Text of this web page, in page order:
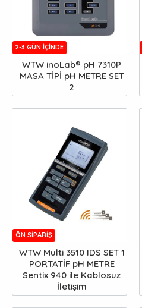
2-3 GÜN IÇINDE
WTW inoLab® pH 7310P
MASA TİPİ pH METRE SET
2
ÖN SIPARIŞ
WTW Multi 3510 IDS SET 1
PORTATİF pH METRE
Sentix 940 ile Kablosuz
İletişim